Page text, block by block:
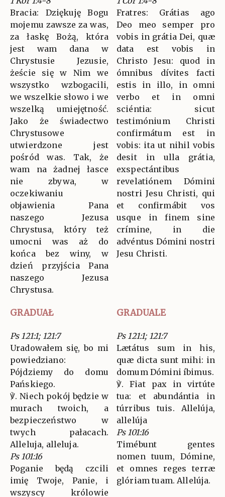
Bracia: Dziękuję Bogu
mojemu zawsze za was,
za łaskę Bożą, która
jest wam dana w
Chrystusie Jezusie,
żeście się w Nim we
wszystko wzbogacili,
we wszelkie słowo i we
wszelką umiejętność.
Jako że świadectwo
Chrystusowe
utwierdzone jest
pośród was. Tak, że
wam na żadnej łasce
nie zbywa, w
oczekiwaniu
objawienia Pana
naszego Jezusa
Chrystusa, który też
umocni was aż do
końca bez winy, w
dzień przyjścia Pana
naszego Jezusa
Chrystusa.
Fratres: Grátias ago
Deo meo semper pro
vobis in grátia Dei, quæ
data est vobis in
Christo Jesu: quod in
ómnibus dívites facti
estis in illo, in omni
verbo et in omni
sciéntia: sicut
testimónium Christi
confirmátum est in
vobis: ita ut nihil vobis
desit in ulla grátia,
exspectántibus
revelatiónem Dómini
nostri Jesu Christi, qui
et confirmábit vos
usque in finem sine
crímine, in die
advéntus Dómini nostri
Jesu Christi.
GRADUAŁ GRADUALE
Ps 121:1; 121:7
Uradowałem się, bo mi
powiedziano:
Pójdziemy do domu
Pańskiego.
℣. Niech pokój będzie w
murach twoich, a
bezpieczeństwo w
twych pałacach.
Alleluja, alleluja.
Ps 101:16
Poganie będą czcili
imię Twoje, Panie, i
wszyscy królowie
Ps 121:1; 121:7
Lætátus sum in his,
quæ dicta sunt mihi: in
domum Dómini íbimus.
℣. Fiat pax in virtúte
tua: et abundántia in
túrribus tuis. Allelúja,
allelúja
Ps 101:16
Timébunt gentes
nomen tuum, Dómine,
et omnes reges terræ
glóriam tuam. Allelúja.